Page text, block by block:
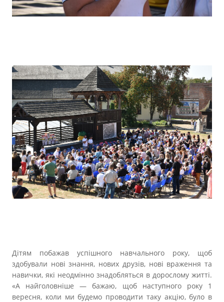
Дітям побажав успішного навчального року, щоб
здобували нові знання, нових друзів, нові враження та
навички, які неодмінно знадобляться в дорослому житті.
«А найголовніше — бажаю, щоб наступного року 1
вересня, коли ми будемо проводити таку акцію, було в